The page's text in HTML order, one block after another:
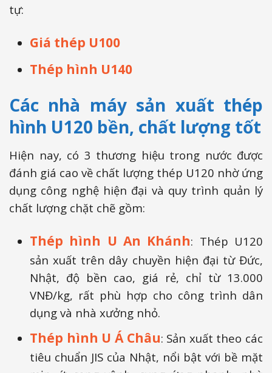
tự:
Giá thép U100
Thép hình U140
Các nhà máy sản xuất thép
hình U120 bền, chất lượng tốt
Hiện nay, có 3 thương hiệu trong nước được
đánh giá cao về chất lượng thép U120 nhờ ứng
dụng công nghệ hiện đại và quy trình quản lý
chất lượng chặt chẽ gồm:
Thép hình U An Khánh: Thép U120
sản xuất trên dây chuyền hiện đại từ Đức,
Nhật, độ bền cao, giá rẻ, chỉ từ 13.000
VNĐ/kg, rất phù hợp cho công trình dân
dụng và nhà xưởng nhỏ.
Thép hình U Á Châu: Sản xuất theo các
tiêu chuẩn JIS của Nhật, nổi bật với bề mặt